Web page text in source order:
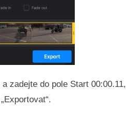
zadejte do pole Start 00:00.11,